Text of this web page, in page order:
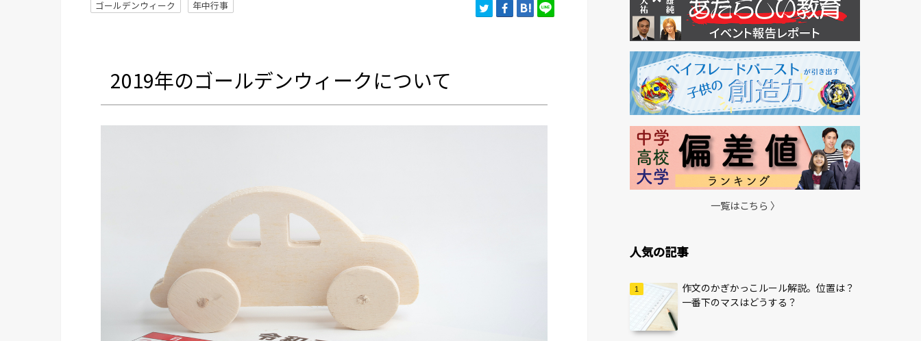
ゴールデンウィーク 年中行事
2019年のゴールデンウィークについて
一覧はこちら 〉
人気の記事
作文のかぎかっこルール解説。位置は？
一番下のマスはどうする？